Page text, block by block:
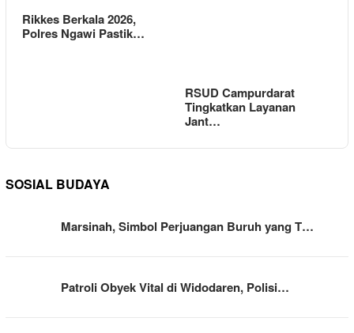
Rikkes Berkala 2026,
Polres Ngawi Pastik…
RSUD Campurdarat
Tingkatkan Layanan
Jant…
SOSIAL BUDAYA
Marsinah, Simbol Perjuangan Buruh yang T…
Patroli Obyek Vital di Widodaren, Polisi…